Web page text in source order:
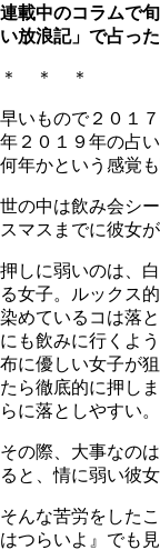
連載中のコラムで
い放浪記」で占っ
＊ ＊ ＊
早いもので２０１
年２０１９年の占
何年かという感覚
世の中は飲み会シ
スマスまでに彼女
押しに弱いのは、
る女子。ルックス
染めているコは落
にも飲みに行くよ
布に優しい女子が
たら徹底的に押し
らに落としやすい。
その際、大事なの
ると、情に弱い彼
そんな苦労をした
はつらいよ』でも